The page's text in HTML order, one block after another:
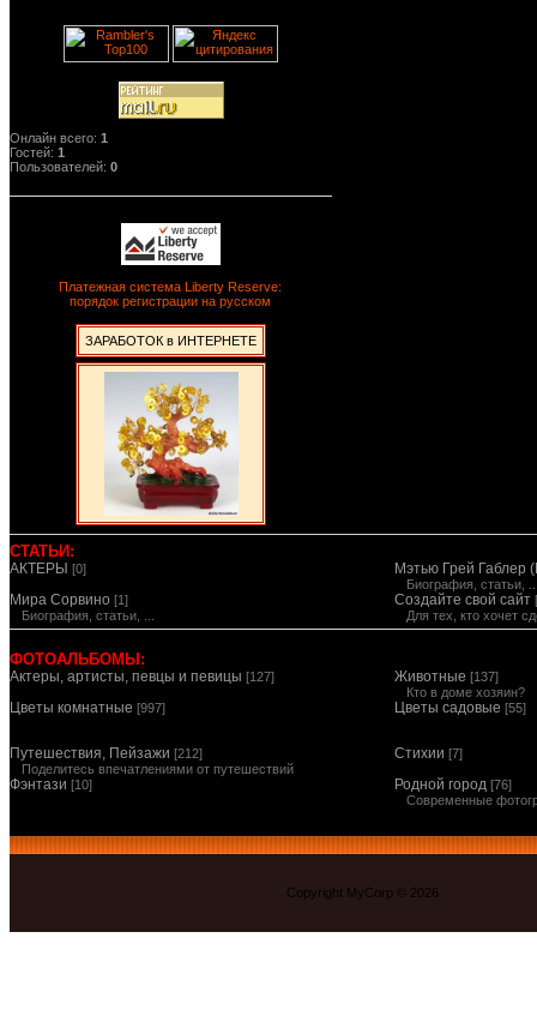
Онлайн всего: 1
Гостей: 1
Пользователей: 0
Платежная система Liberty Reserve:
порядок регистрации на русском
ЗАРАБОТОК в ИНТЕРНЕТЕ
СТАТЬИ:
АКТЕРЫ [0] Мэтью Грей Габлер
Биография, статьи,
Мира Сорвино [1]
Биография, статьи, ...
Создайте свой сайт
Для тех, кто хочет
ФОТОАЛЬБОМЫ:
Актеры, артисты, певцы и певицы [127] Животные [137]
Кто в доме хозяин?
Цветы комнатные [997] Цветы садовые [55]
Путешествия, Пейзажи [212]
Поделитесь впечатлениями от путешествий
Стихии [7]
Фэнтази [10] Родной город [76]
Современные
Copyright MyCorp © 2026